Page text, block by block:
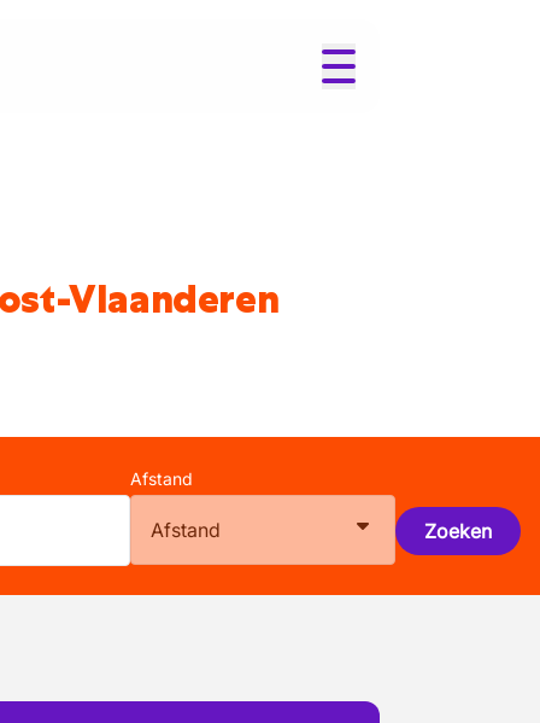
Vlaanderen
Afstand
Afstand Zoeken